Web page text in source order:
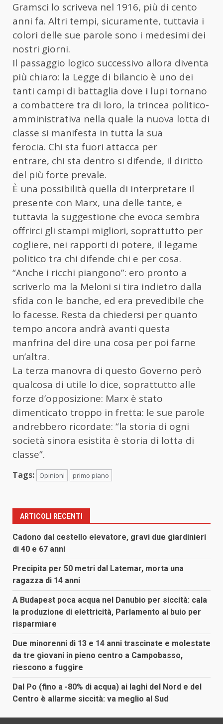
Gramsci lo scriveva nel 1916, più di cento
anni fa. Altri tempi, sicuramente, tuttavia i
colori delle sue parole sono i medesimi dei
nostri giorni.
Il passaggio logico successivo allora diventa
più chiaro: la Legge di bilancio è uno dei
tanti campi di battaglia dove i lupi tornano
a combattere tra di loro, la trincea politico-
amministrativa nella quale la nuova lotta di
classe si manifesta in tutta la sua
ferocia. Chi sta fuori attacca per
entrare, chi sta dentro si difende, il diritto
del più forte prevale.
È una possibilità quella di interpretare il
presente con Marx, una delle tante, e
tuttavia la suggestione che evoca sembra
offrirci gli stampi migliori, soprattutto per
cogliere, nei rapporti di potere, il legame
politico tra chi difende chi e per cosa.
“Anche i ricchi piangono”: ero pronto a
scriverlo ma la Meloni si tira indietro dalla
sfida con le banche, ed era prevedibile che
lo facesse. Resta da chiedersi per quanto
tempo ancora andrà avanti questa
manfrina del dire una cosa per poi farne
un’altra.
La terza manovra di questo Governo però
qualcosa di utile lo dice, soprattutto alle
forze d’opposizione: Marx è stato
dimenticato troppo in fretta: le sue parole
andrebbero ricordate: “la storia di ogni
società sinora esistita è storia di lotta di
classe”.
Tags: Opinioni primo piano
ARTICOLI RECENTI
Cadono dal cestello elevatore, gravi due giardinieri
di 40 e 67 anni
Precipita per 50 metri dal Latemar, morta una
ragazza di 14 anni
A Budapest poca acqua nel Danubio per siccità: cala
la produzione di elettricità, Parlamento al buio per
risparmiare
Due minorenni di 13 e 14 anni trascinate e molestate
da tre giovani in pieno centro a Campobasso,
riescono a fuggire
Dal Po (fino a -80% di acqua) ai laghi del Nord e del
Centro è allarme siccità: va meglio al Sud